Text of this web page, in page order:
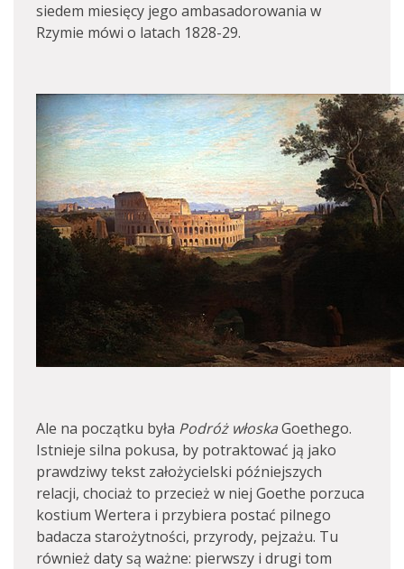
siedem miesięcy jego ambasadorowania w
Rzymie mówi o latach 1828-29.
Ale na początku była Podróż włoskaGoethego.
Istnieje silna pokusa, by potraktować ją jako
prawdziwy tekst założycielski późniejszych
relacji, chociaż to przecież w niej Goethe porzuca
kostium Wertera i przybiera postać pilnego
badacza starożytności, przyrody, pejzażu. Tu
również daty są ważne: pierwszy i drugi tom